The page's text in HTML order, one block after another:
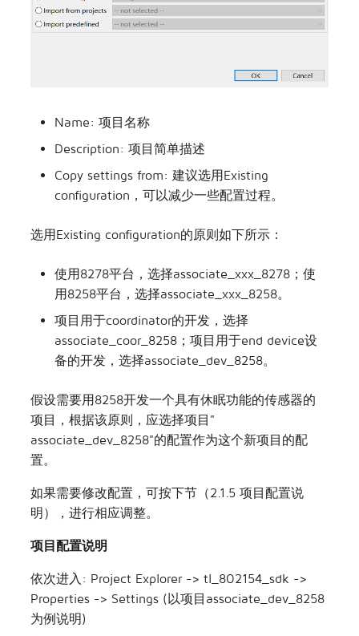
Name: 项目名称
Description: 项目简单描述
Copy settings from: 建议选用Existing
configuration，可以减少一些配置过程。
选用Existing configuration的原则如下所示：
使用8278平台，选择associate_xxx_8278；使
用8258平台，选择associate_xxx_8258。
项目用于coordinator的开发，选择
associate_coor_8258；项目用于end device设
备的开发，选择associate_dev_8258。
假设需要用8258开发一个具有休眠功能的传感器的
项目，根据该原则，应选择项目"
associate_dev_8258"的配置作为这个新项目的配
置。
如果需要修改配置，可按下节（2.1.5 项目配置说
明），进行相应调整。
项目配置说明
依次进入: Project Explorer -> tl_802154_sdk ->
Properties -> Settings (以项目associate_dev_8258
为例说明)